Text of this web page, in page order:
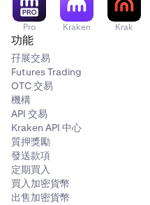
Pro Kraken Krak
功能
孖展交易
Futures Trading
OTC 交易
機構
API 交易
Kraken API 中心
質押獎勵
發送款項
定期買入
買入加密貨幣
出售加密貨幣